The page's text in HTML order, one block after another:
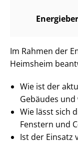
Im Rahmen der
Heimsheim
Wie ist der
Gebäudes
Wie lässt sich
Fenstern und
Ist der Einsatz